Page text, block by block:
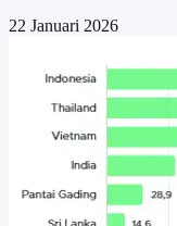
22 Januari 2026